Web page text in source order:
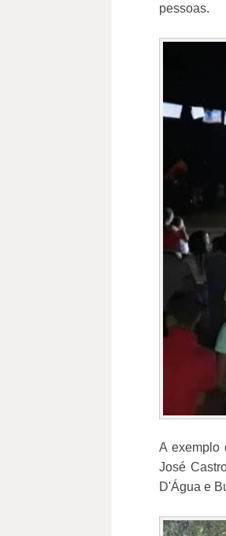
pessoas.
A exemplo
José
D'Água e